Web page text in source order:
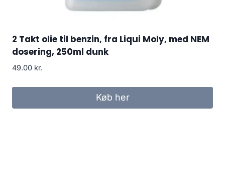
2 Takt olie til benzin, fra Liqui Moly, med NEM
dosering, 250ml dunk
49.00 kr.
Køb her